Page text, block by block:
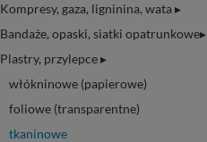
Kompresy, gaza, ligninina, wata ▸
Bandaże, opaski, siatki opatrunkowe▸
Plastry, przylepce ▸
włókninowe (papierowe)
foliowe (transparentne)
tkaninowe